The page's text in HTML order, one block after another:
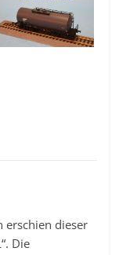
erschien dieser
Die